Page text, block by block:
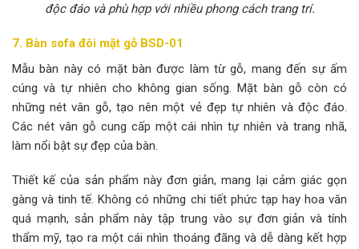
độc đáo và phù hợp với nhiều phong cách trang trí.
7. Bàn sofa đôi mặt gỗ BSD-01
Mẫu bàn này có mặt bàn được làm từ gỗ, mang đến sự ấm
cúng và tự nhiên cho không gian sống. Mặt bàn gỗ còn có
những nét vân gỗ, tạo nên một vẻ đẹp tự nhiên và độc đáo.
Các nét vân gỗ cung cấp một cái nhìn tự nhiên và trang nhã,
làm nổi bật sự đẹp của bàn.
Thiết kế của sản phẩm này đơn giản, mang lại cảm giác gọn
gàng và tinh tế. Không có những chi tiết phức tạp hay hoa văn
quá mạnh, sản phẩm này tập trung vào sự đơn giản và tính
thẩm mỹ, tạo ra một cái nhìn thoáng đãng và dễ dàng kết hợp